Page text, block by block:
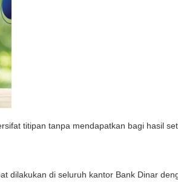
titipan tanpa mendapatkan bagi hasil
dilakukan di seluruh kantor Bank Dinar